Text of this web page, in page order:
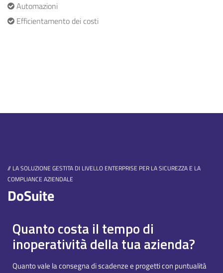
Automazioni
Efficientamento dei costi
// LA SOLUZIONE GESTITA DI LIVELLO ENTERPRISE PER LA SICUREZZA E LA
COMPLIANCE AZIENDALE
DoSuite
Quanto costa il tempo di
inoperatività della tua azienda?
Quanto vale la consegna di scadenze e progetti con puntualità